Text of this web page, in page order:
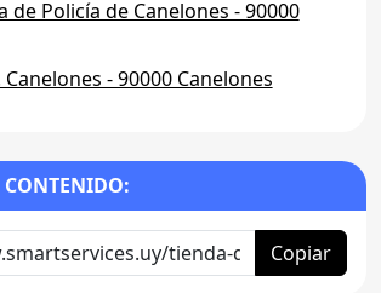
de Policía de Canelones - 90000
Canelones - 90000 Canelones
CONTENIDO:
Copiar